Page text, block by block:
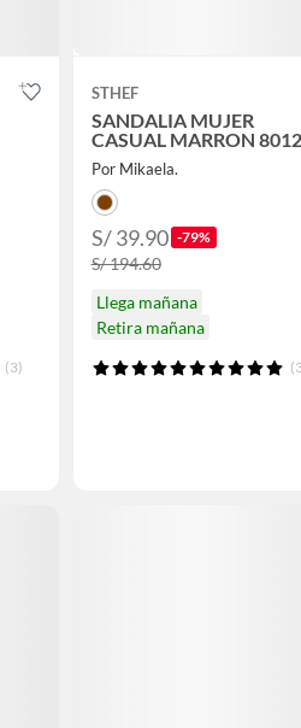
(3)
STHEF
SANDALIA MUJER
CASUAL MARRON 8012
Por Mikaela.
S/ 39.90 -79%
S/ 194.60
Llega mañana
Retira mañana